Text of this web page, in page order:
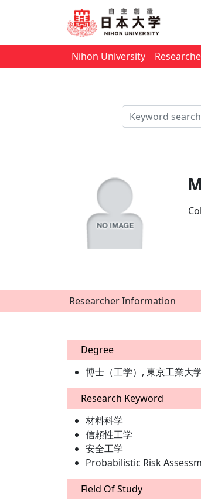
Nihon University
検索
Researcher Information
Degree
博士（工学）, 東京工業大
Research Keyword
材料科学
信頼性工学
安全工学
Probabilistic Risk
Field Of Study